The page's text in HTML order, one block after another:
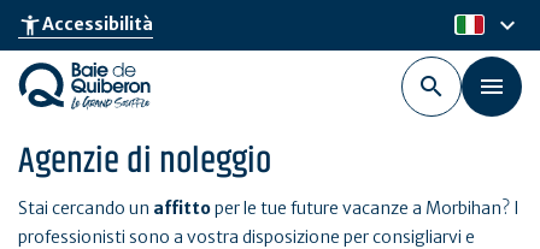
Skip
main
content
accessibility_newAccessibilità it
keyboard_arrow_down
Agenzie di noleggio
Stai cercando un affittoper le tue future vacanze a Morbihan? I
professionisti sono a vostra disposizione per consigliarvi e